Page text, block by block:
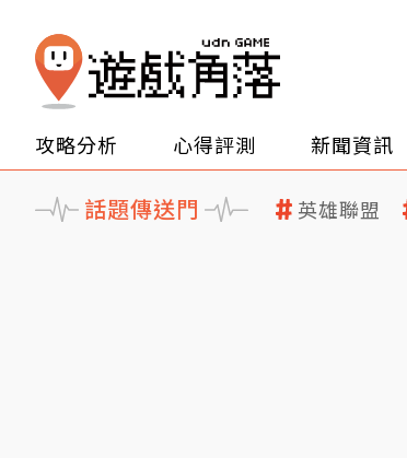
攻略分析 心得評測 新聞資訊
話題傳送門 英雄聯盟